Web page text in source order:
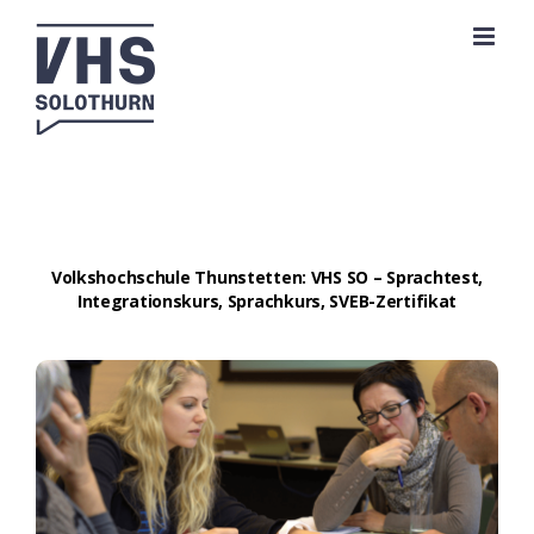
Inhalt
springen
Volkshochschule Thunstetten: VHS SO – Sprachtest,
Integrationskurs, Sprachkurs, SVEB-Zertifikat